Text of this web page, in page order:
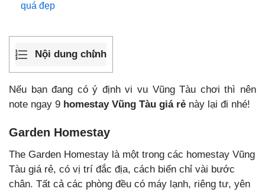
quá đẹp
Nội dung chính
Nếu bạn đang có ý định vi vu Vũng Tàu chơi thì nên
note ngay 9 homestay Vũng Tàu giá rẻ này lại đi nhé!
Garden Homestay
The Garden Homestay là một trong các homestay Vũng
Tàu giá rẻ, có vị trí đắc địa, cách biển chỉ vài bước
chân. Tất cả các phòng đều có máy lạnh, riêng tư, yên